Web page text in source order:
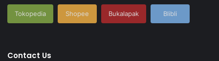
Tokopedia Shopee Bukalapak Blibli
Contact Us